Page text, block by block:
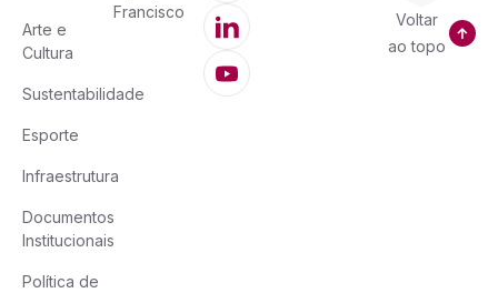
Arte e
Cultura
Sustentabilidade
Esporte
Infraestrutura
Documentos
Institucionais
Política de
Francisco
Voltar
ao topo